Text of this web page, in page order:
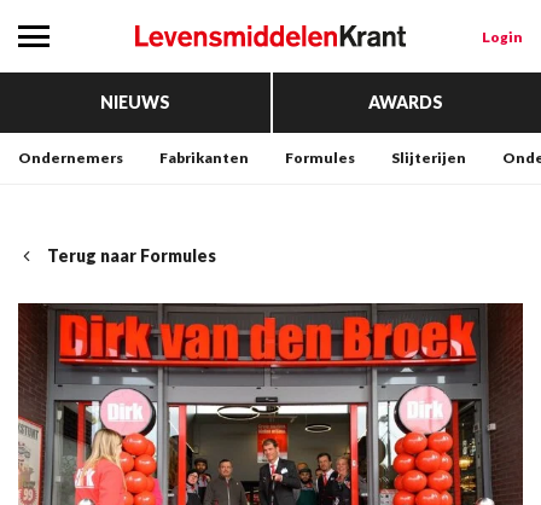
Login
NIEUWS AWARDS
Ondernemers Fabrikanten Formules Slijterijen
Terug naar Formules